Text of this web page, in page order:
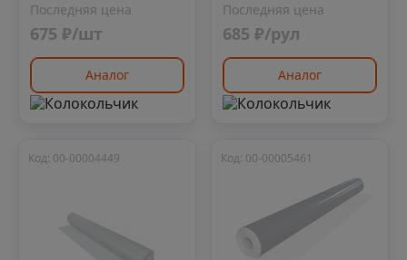
Последняя цена
675 ₽/шт
Аналог
Последняя цена
685 ₽/рул
Аналог
Код: 00-00004449 Код: 00-00005461